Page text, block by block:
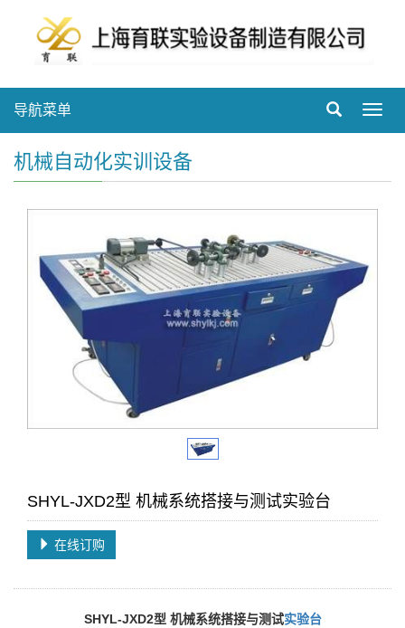
导航菜单
机械自动化实训设备
SHYL-JXD2型 机械系统搭接与测试实验台
在线订购
SHYL-JXD2型 机械系统搭接与测试实验台